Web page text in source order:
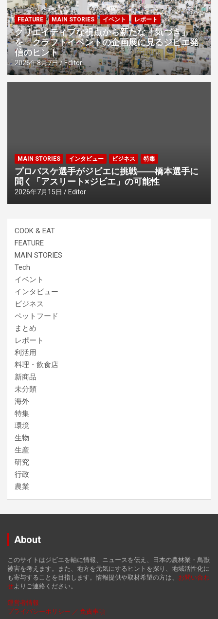
FEATURE MAIN STORIES イベント レポート
クリエイティブな視点から新たな「気づき」
を クラフトイベントの企画展に見るジビエ発
信のヒント
2026年8月7日 Editor
MAIN STORIES インタビュー ビジネス 特集
プロバスケ選手がジビエに挑戦――橋本選手に
聞く「アスリート×ジビエ」の可能性
2026年7月15日 Editor
COOK & EAT
FEATURE
MAIN STORIES
Tech
イベント
インタビュー
ビジネス
ペットフード
まとめ
レポート
利活用
料理・飲食店
新商品
未分類
海外
特集
環境
生物
生産
研究
行政
農業
About
このサイトはジビエを軸に情報、ニュースを伝え、日本の農林業・鳥獣
被害を考えます。また、地方を元気にするヒントを探り、地域活性化に
も寄与することを目指します。情報提供や取材希望の方は、 お問い合わ
せよりご連絡ください。
運営者情報
プライバシーポリシー ／ 免責事項